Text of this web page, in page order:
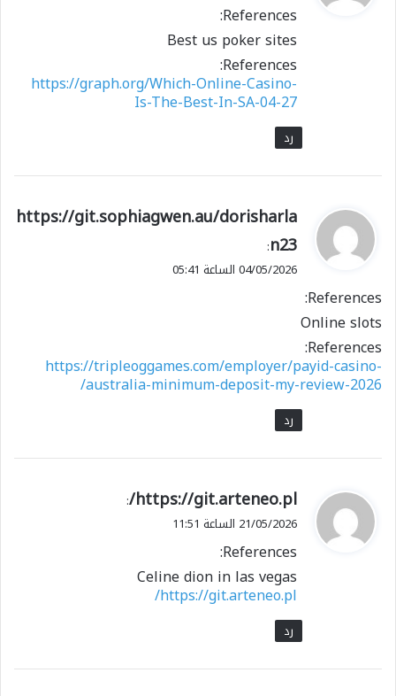
ل
References:
Best us poker sites
References:
https://graph.org/Which-Online-Casino-
Is-The-Best-In-SA-04-27
رد
ي
ق
و
ل
https://git.sophiagwen.au/dorisharla
n23
:
04/05/2026 الساعة 05:41
References:
Online slots
References:
https://tripleoggames.com/employer/payid-casino-
australia-minimum-deposit-my-review-2026/
رد
ي
ق
ل
https://git.arteneo.pl/
:
21/05/2026 الساعة 11:51
References:
Celine dion in las vegas
https://git.arteneo.pl/
رد